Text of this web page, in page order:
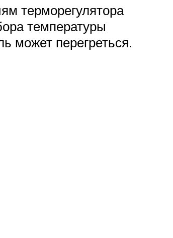
терморегулятора
температуры
может перегреться.